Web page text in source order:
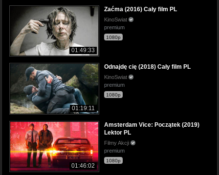
01:49:33
Zaćma (2016) Cały film PL
KinoSwiat
premium
1080p
01:19:11
Odnajdę cię (2018) Cały film PL
KinoSwiat
premium
1080p
01:46:02
Amsterdam Vice: Początek (2019)
Lektor PL
Filmy Akcji
premium
1080p